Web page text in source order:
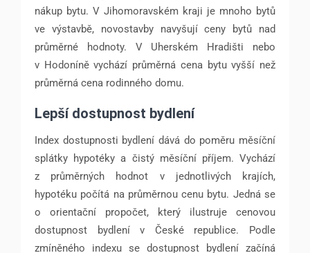
nákup bytu. V Jihomoravském kraji je mnoho bytů
ve výstavbě, novostavby navyšují ceny bytů nad
průměrné hodnoty. V Uherském Hradišti nebo
v Hodoníně vychází průměrná cena bytu vyšší než
průměrná cena rodinného domu.
Lepší dostupnost bydlení
Index dostupnosti bydlení dává do poměru měsíční
splátky hypotéky a čistý měsíční příjem. Vychází
z průměrných hodnot v jednotlivých krajích,
hypotéku počítá na průměrnou cenu bytu. Jedná se
o orientační propočet, který ilustruje cenovou
dostupnost bydlení v České republice. Podle
zmíněného indexu se dostupnost bydlení začíná